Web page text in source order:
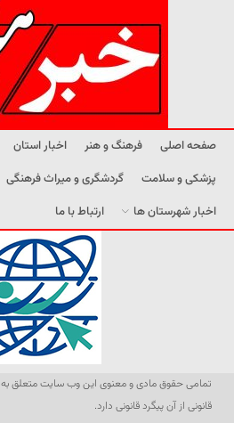
صفحه اصلی فرهنگ و هنر اخبار استان
پزشکی و سلامت
گردشگری و میراث فرهنگی
اخبار شهرستان ها
ارتباط با ما
تمامی حقوق مادی و معنوی این وب سایت متعلق به
قانونی از آن پیگرد قانونی دارد.